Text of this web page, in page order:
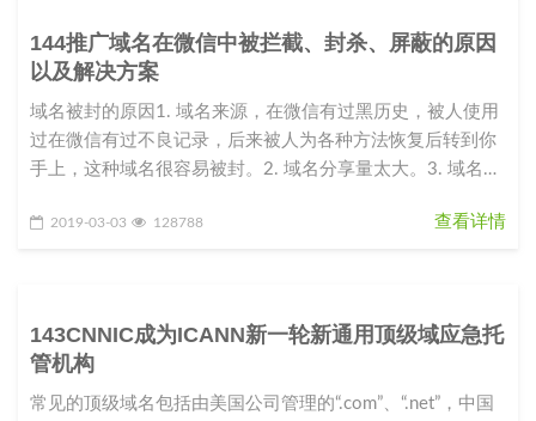
144推广域名在微信中被拦截、封杀、屏蔽的原因
以及解决方案
域名被封的原因1. 域名来源，在微信有过黑历史，被人使用
过在微信有过不良记录，后来被人为各种方法恢复后转到你
手上，这种域名很容易被封。2. 域名分享量太大。3. 域名指
2019-03-03 128788 查看详情
143CNNIC成为ICANN新一轮新通用顶级域应急托
管机构
常见的顶级域名包括由美国公司管理的“.com”、“.net”，中国